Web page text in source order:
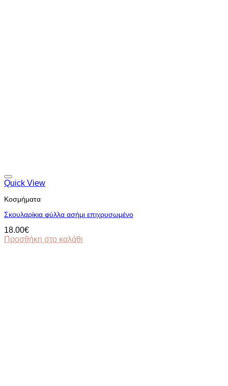
Quick View
Κοσμήματα
Σκουλαρίκια φύλλα ασήμι επιχρυσωμένο
18.00€
Προσθήκη στο καλάθι